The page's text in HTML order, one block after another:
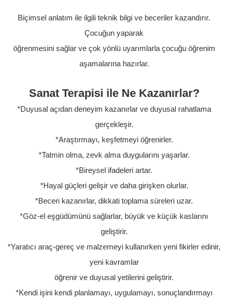
Biçimsel anlatım ile ilgili teknik bilgi ve beceriler kazandırır.
Çocuğun yaparak
öğrenmesini sağlar ve çok yönlü uyarımlarla çocuğu öğrenim
aşamalarına hazırlar.
Sanat Terapisi ile Ne Kazanırlar?
*Duyusal açıdan deneyim kazanırlar ve duyusal rahatlama
gerçekleşir.
*Araştırmayı, keşfetmeyi öğrenirler.
*Tatmin olma, zevk alma duygularını yaşarlar.
*Bireysel ifadeleri artar.
*Hayal güçleri gelişir ve daha girişken olurlar.
*Beceri kazanırlar, dikkati toplama süreleri uzar.
*Göz-el eşgüdümünü sağlarlar, büyük ve küçük kaslarını
geliştirir.
*Yaratıcı araç-gereç ve malzemeyi kullanırken yeni fikirler edinir,
yeni kavramlar
öğrenir ve duyusal yetilerini geliştirir.
*Kendi işini kendi planlamayı, uygulamayı, sonuçlandırmayı